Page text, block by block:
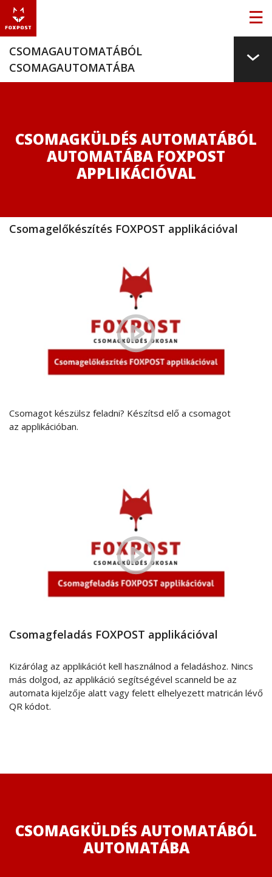
CSOMAGAUTOMATÁBÓL
CSOMAGAUTOMATÁBA
CSOMAGKÜLDÉS AUTOMATÁBÓL
AUTOMATÁBA FOXPOST
APPLIKÁCIÓVAL
Csomagelőkészítés FOXPOST applikációval
Csomagot készülsz feladni? Készítsd elő a csomagot
az applikációban.
Csomagfeladás FOXPOST applikációval
Kizárólag az applikációt kell használnod a feladáshoz. Nincs
más dolgod, az applikáció segítségével scanneld be az
automata kijelzője alatt vagy felett elhelyezett matricán lévő
QR kódot.
CSOMAGKÜLDÉS AUTOMATÁBÓL
AUTOMATÁBA